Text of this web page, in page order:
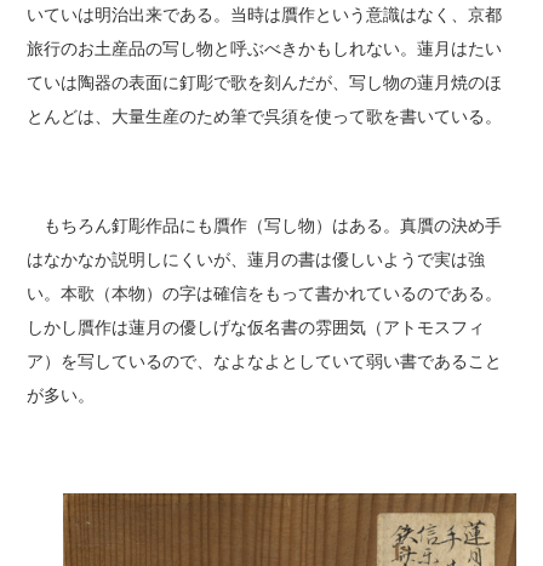
いていは明治出来である。当時は贋作という意識はなく、京都
旅行のお土産品の写し物と呼ぶべきかもしれない。蓮月はたい
ていは陶器の表面に釘彫で歌を刻んだが、写し物の蓮月焼のほ
とんどは、大量生産のため筆で呉須を使って歌を書いている。
もちろん釘彫作品にも贋作（写し物）はある。真贋の決め手
はなかなか説明しにくいが、蓮月の書は優しいようで実は強
い。本歌（本物）の字は確信をもって書かれているのである。
しかし贋作は蓮月の優しげな仮名書の雰囲気（アトモスフィ
ア）を写しているので、なよなよとしていて弱い書であること
が多い。